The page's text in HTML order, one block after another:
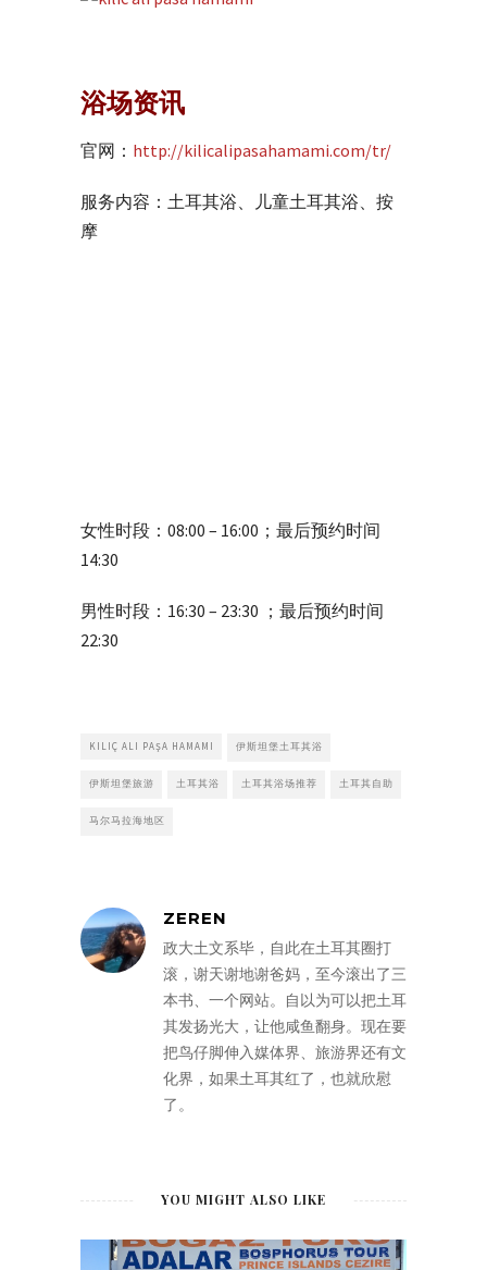
浴场资讯
官网： http://kilicalipasahamami.com/tr/
服务内容：土耳其浴、儿童土耳其浴、按
摩
女性时段：08:00 – 16:00；最后预约时间
14:30
男性时段：16:30 – 23:30 ；最后预约时间
22:30
KILIÇ ALI PAŞA HAMAMI 伊斯坦堡土耳其浴
伊斯坦堡旅游 土耳其浴 土耳其浴场推荐 土耳其自助
马尔马拉海地区
ZEREN
政大土文系毕，自此在土耳其圈打
滚，谢天谢地谢爸妈，至今滚出了三
本书、一个网站。自以为可以把土耳
其发扬光大，让他咸鱼翻身。现在要
把鸟仔脚伸入媒体界、旅游界还有文
化界，如果土耳其红了，也就欣慰
了。
YOU MIGHT ALSO LIKE